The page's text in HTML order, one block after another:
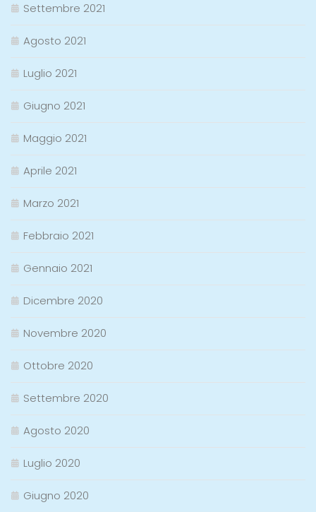
Settembre 2021
Agosto 2021
Luglio 2021
Giugno 2021
Maggio 2021
Aprile 2021
Marzo 2021
Febbraio 2021
Gennaio 2021
Dicembre 2020
Novembre 2020
Ottobre 2020
Settembre 2020
Agosto 2020
Luglio 2020
Giugno 2020